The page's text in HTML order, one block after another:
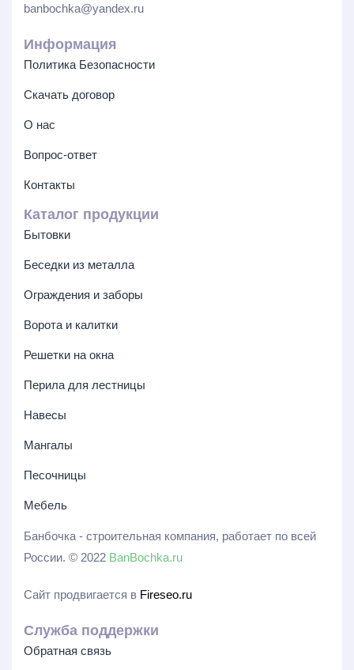
banbochka@yandex.ru
Информация
Политика Безопасности
Скачать договор
О нас
Вопрос-ответ
Контакты
Каталог продукции
Бытовки
Беседки из металла
Ограждения и заборы
Ворота и калитки
Решетки на окна
Перила для лестницы
Навесы
Мангалы
Песочницы
Мебель
Банбочка - строительная компания, работает по всей
России. © 2022 BanBochka.ru
Сайт продвигается в Fireseo.ru
Служба поддержки
Обратная связь